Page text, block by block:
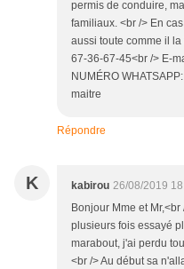
permis de conduire,
familiaux. <br /> En
aussi toute comme il
67-36-67-45<br /> E-
NUMÉRO
maitre
Répondre
K kabirou 26/08/2019
Bonjour Mme et
plusieurs fois essayé
marabout, j'ai perdu
<br /> Au début sa